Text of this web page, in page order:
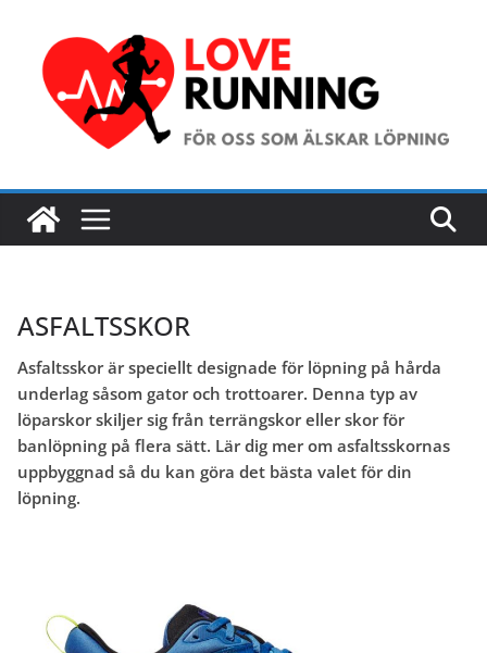
innehåll
ASFALTSSKOR
Asfaltsskor är speciellt designade för löpning på hårda
underlag såsom gator och trottoarer. Denna typ av
löparskor skiljer sig från terrängskor eller skor för
banlöpning på flera sätt. Lär dig mer om asfaltsskornas
uppbyggnad så du kan göra det bästa valet för din
löpning.